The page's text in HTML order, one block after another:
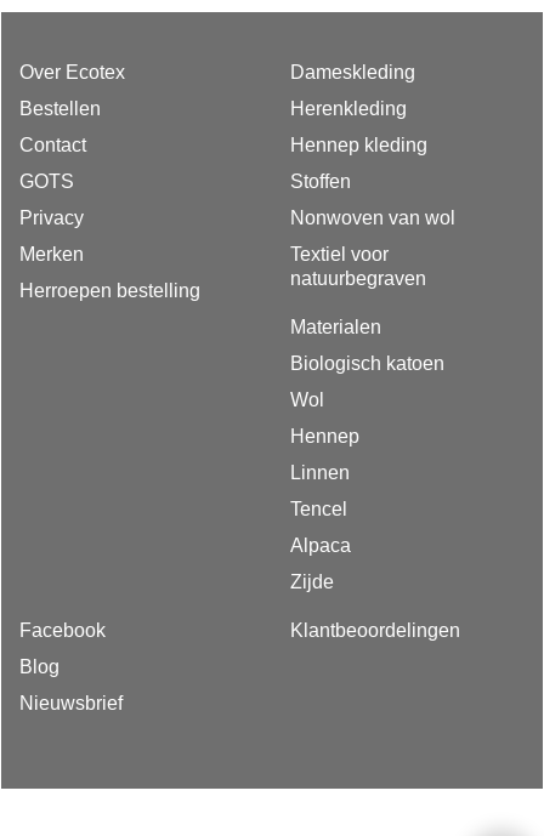
Over Ecotex
Bestellen
Contact
GOTS
Privacy
Merken
Herroepen bestelling
Dameskleding
Herenkleding
Hennep kleding
Stoffen
Nonwoven van wol
Textiel voor
natuurbegraven
Materialen
Biologisch katoen
Wol
Hennep
Linnen
Tencel
Alpaca
Zijde
Facebook
Blog
Nieuwsbrief
Klantbeoordelingen